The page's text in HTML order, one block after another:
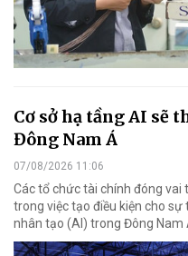
Cơ sở hạ tầng AI sẽ
Đông Nam Á
07/08/2026 11:06
Các tổ chức tài chính đóng
trong việc tạo điều kiện cho
nhân tạo (AI) trong Đông Nam